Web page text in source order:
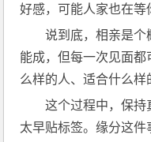
好感，可能人家也在等
说到底，相亲是个
能成，但每一次见面
么样的人、适合什么样
这个过程中，保持
太早贴标签。缘分这